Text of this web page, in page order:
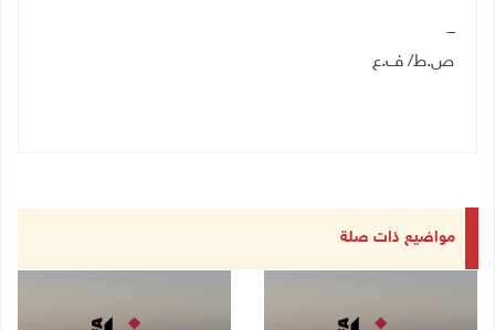
ـــ
ص.ط/ ف.ع
مواضيع ذات صلة